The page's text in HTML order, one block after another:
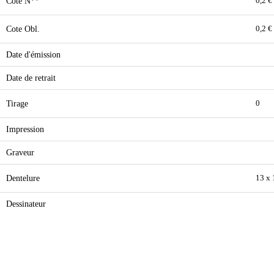
Cote Obl. 0,2 €
Date d'émission
Date de retrait
Tirage 0
Impression
Graveur
Dentelure 13 x
Dessinateur